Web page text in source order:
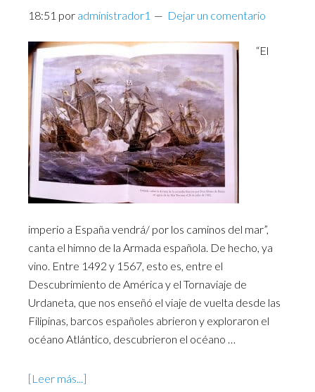
18:51 por administrador1 Dejar un comentario
“El
imperio a España vendrá/ por los caminos del mar”,
canta el himno de la Armada española. De hecho, ya
vino. Entre 1492 y 1567, esto es, entre el
Descubrimiento de América y el Tornaviaje de
Urdaneta, que nos enseñó el viaje de vuelta desde las
Filipinas, barcos españoles abrieron y exploraron el
océano Atlántico, descubrieron el océano …
[Leer más...]